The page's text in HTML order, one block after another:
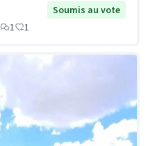
Soumis au vote
1 1